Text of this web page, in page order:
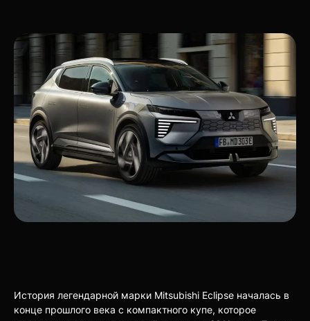
История легендарной марки Mitsubishi Eclipse началась в
конце прошлого века с компактного купе, которое